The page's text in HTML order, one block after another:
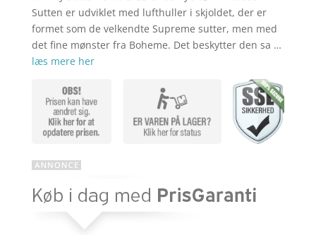
var:
kr. 44,95.
pris
er:
kr. 29,22.
Sutten er udviklet med lufthuller i skjoldet, der er
formet som de velkendte Supreme sutter, men med
det fine mønster fra Boheme. Det beskytter den sa …
læs mere her